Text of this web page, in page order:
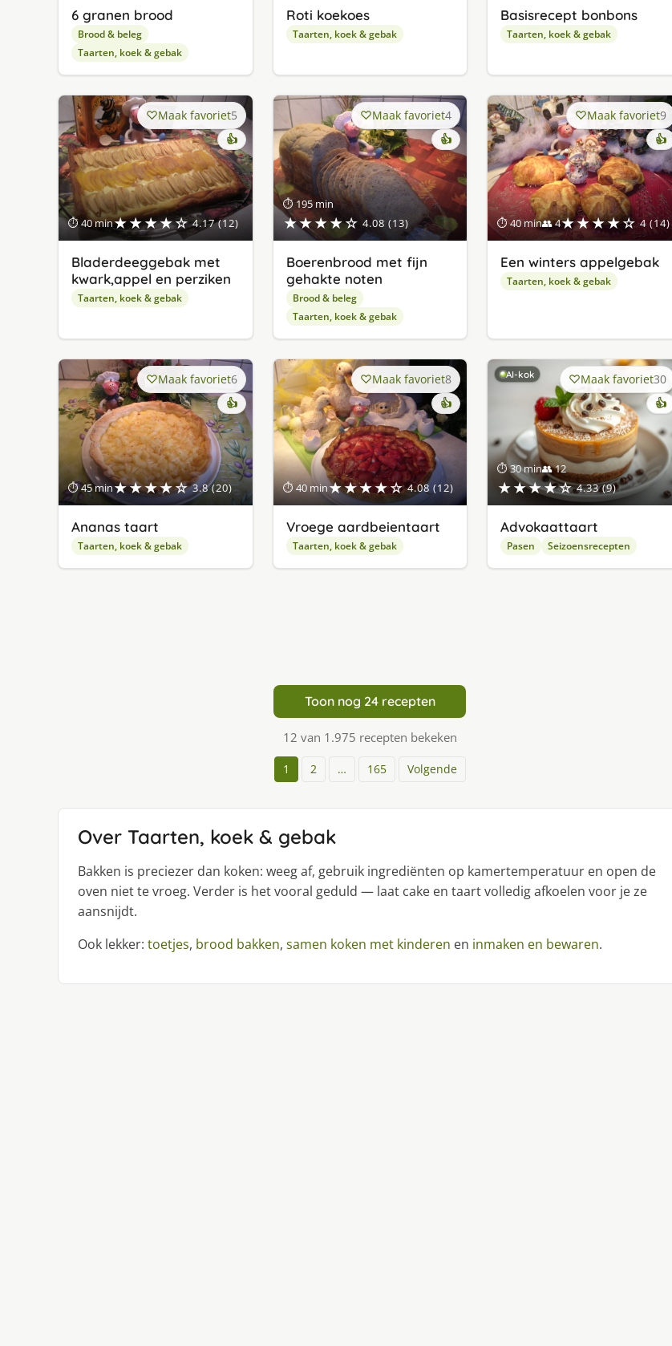
6 granen brood
Brood & beleg
Taarten, koek & gebak
Roti koekoes
Taarten, koek & gebak
Basisrecept bonbons
Taarten, koek & gebak
⏱ 40 min★★★★☆ 4.17 (12)
Maak favoriet5
👍
Bladerdeeggebak met
kwark,appel en perziken
Taarten, koek & gebak
⏱ 195 min
★★★★☆ 4.08 (13)
Maak favoriet4
👍
Boerenbrood met fijn
gehakte noten
Brood & beleg
Taarten, koek & gebak
⏱ 40 min👥 4★★★★☆ 4 (14)
Maak favoriet9
👍
Een winters appelgebak
Taarten, koek & gebak
⏱ 45 min★★★★☆ 3.8 (20)
Maak favoriet6
👍
Ananas taart
Taarten, koek & gebak
⏱ 40 min★★★★☆ 4.08 (12)
Maak favoriet8
👍
Vroege aardbeientaart
Taarten, koek & gebak
AI-kok
⏱ 30 min👥 12
★★★★☆ 4.33 (9)
Maak favoriet30
👍
Advokaattaart
Pasen Seizoensrecepten
Toon nog 24 recepten
12 van 1.975 recepten bekeken
1 2 … 165 Volgende
Over Taarten, koek & gebak
Bakken is preciezer dan koken: weeg af, gebruik ingrediënten op kamertemperatuur en open de
oven niet te vroeg. Verder is het vooral geduld — laat cake en taart volledig afkoelen voor je ze
aansnijdt.
Ook lekker: toetjes, brood bakken, samen koken met kinderen en inmaken en bewaren.